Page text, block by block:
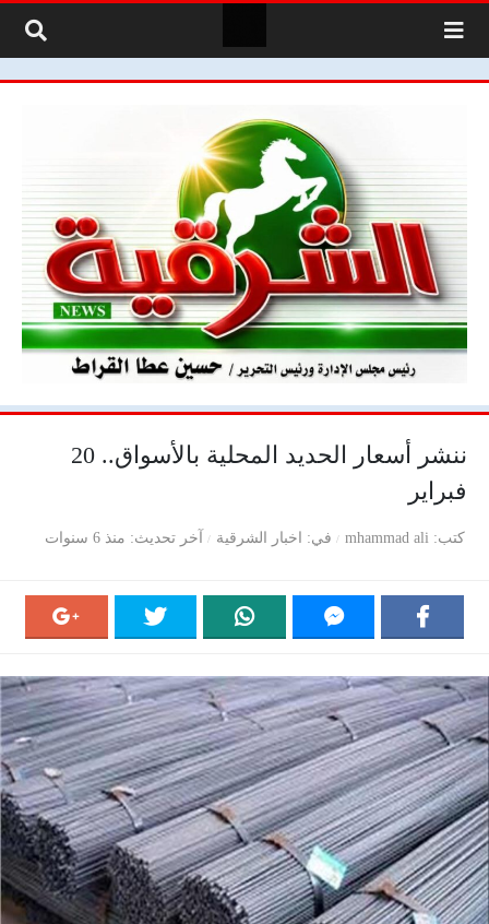
ننشر أسعار الحديد المحلية بالأسواق.. 20
فبراير
كتب mhammad ali في اخبار الشرقية آخر تحديث منذ 6 سنوات